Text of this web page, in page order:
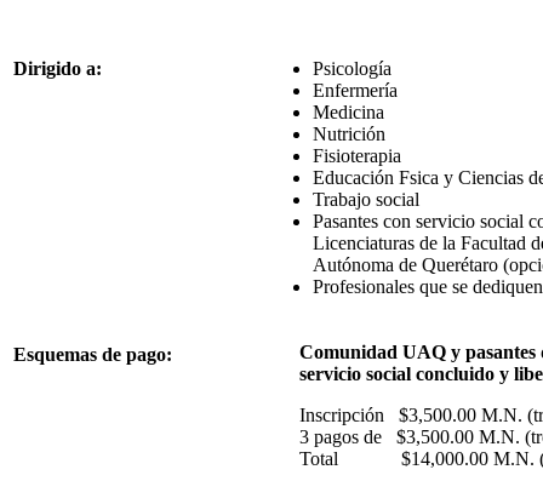
Dirigido a:
Psicología
Enfermería
Medicina
Nutrición
Fisioterapia
Educación Fsica y Ciencias
Trabajo social
Pasantes con servicio social
Licenciaturas de la Facultad
Autónoma de Querétaro
Profesionales que se
Esquemas de pago:
Comunidad UAQ y
servicio social concluido y
Inscripción $3,500.00 M.N.
3 pagos de $3,500.00 M.N.
Total $14,000.00 M.N.